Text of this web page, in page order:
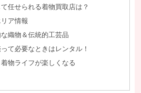
任せられる着物買取店は？
ア情報
織物＆伝統的工芸品
て必要なときはレンタル！
物ライフが楽しくなる